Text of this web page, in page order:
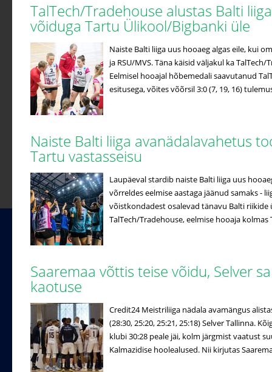
TalTech/Tradehouse alustas Balti
võiduga Tartu Ülikool/Bigbanki üle
Naiste Balti liiga uus hooaeg algas eile, kui
ja RSU/MVS. Täna käisid väljakul ka
Eelmisel hooajal hõbemedali saavutanud
esitusega, võites võõrsil 3:0 (7, 19, 16)
Naiste Balti liiga avanädalavahetus
Tartu vastasseisu
Laupäeval stardib naiste Balti liiga uus
võrreldes eelmise aastaga jäänud samaks -
võistkondadest osalevad tänavu Balti
TalTech/Tradehouse, eelmise hooaja
Saaremaa võttis teise võidu, Selver
kaotuse
Credit24 Meistriliiga nädala avamängus
(28:30, 25:20, 25:21, 25:18) Selver Tallinna.
klubi 30:28 peale jäi, kolm järgmist vaatust
Kalmazidise hoolealused. Nii kirjutas